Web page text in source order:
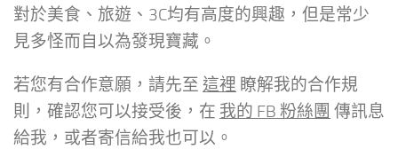
對於美食、旅遊、3C均有高度的興趣，但是常少
見多怪而自以為發現寶藏。
若您有合作意願，請先至 這裡 瞭解我的合作規
則，確認您可以接受後，在 我的 FB 粉絲團 傳訊息
給我，或者寄信給我也可以。